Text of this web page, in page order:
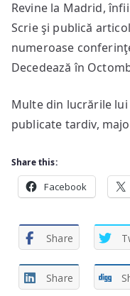
Revine la Madrid,
Scrie şi publică
numeroase
Decedează în
Multe din lucrările lui
publicate tardiv,
Share this:
Facebook
Share
Share